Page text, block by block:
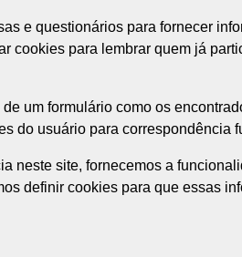
e questionários para fornecer
cookies para lembrar quem já
um formulário como os
do usuário para correspondência
neste site, fornecemos a
definir cookies para que essas